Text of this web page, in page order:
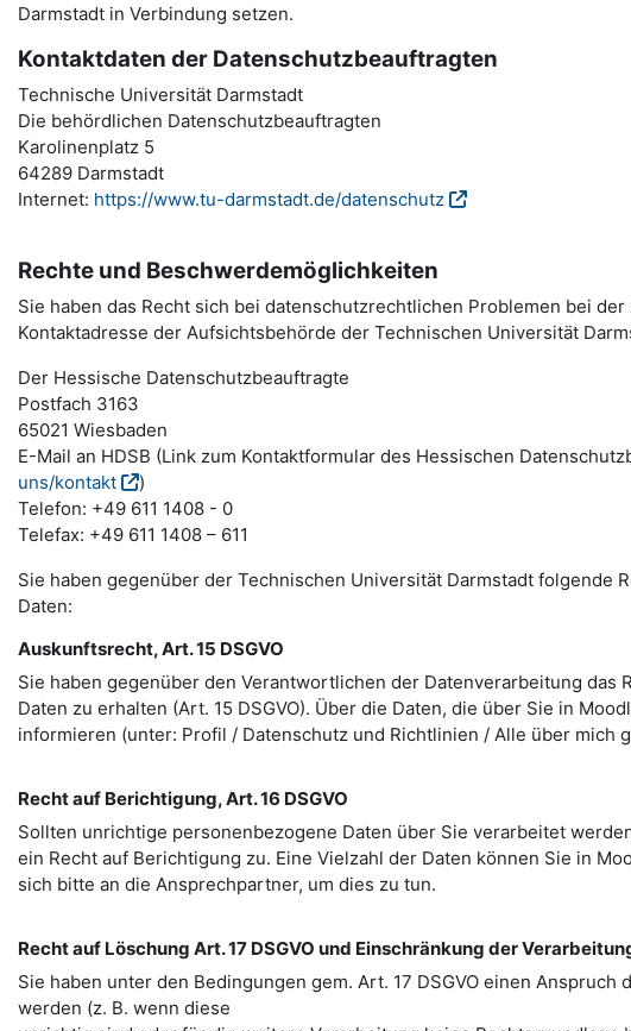
Darmstadt in Verbindung setzen.
Kontaktdaten der Datenschutzbeauftragten
Technische Universität Darmstadt
Die behördlichen Datenschutzbeauftragten
Karolinenplatz 5
64289 Darmstadt
Internet: https://www.tu-darmstadt.de/datenschutz
Rechte und Beschwerdemöglichkeiten
Sie haben das Recht sich bei datenschutzrechtlichen Problemen bei
Kontaktadresse der Aufsichtsbehörde der Technischen Universität
Der Hessische Datenschutzbeauftragte
Postfach 3163
65021 Wiesbaden
E-Mail an HDSB (Link zum Kontaktformular des Hessischen
uns/kontakt
)
Telefon: +49 611 1408 - 0
Telefax: +49 611 1408 – 611
Sie haben gegenüber der Technischen Universität Darmstadt
Daten:
Auskunftsrecht, Art. 15 DSGVO
Sie haben gegenüber den Verantwortlichen der Datenverarbeitung
Daten zu erhalten (Art. 15 DSGVO). Über die Daten, die über Sie in
informieren (unter: Profil / Datenschutz und Richtlinien / Alle über mich
Recht auf Berichtigung, Art. 16 DSGVO
Sollten unrichtige personenbezogene Daten über Sie verarbeitet
ein Recht auf Berichtigung zu. Eine Vielzahl der Daten können Sie in
sich bitte an die Ansprechpartner, um dies zu tun.
Recht auf Löschung Art. 17 DSGVO und Einschränkung der
Sie haben unter den Bedingungen gem. Art. 17 DSGVO einen
werden (z. B. wenn diese